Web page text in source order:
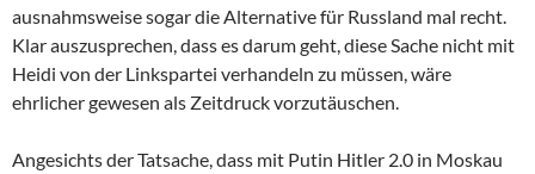
ausnahmsweise sogar die Alternative für Russland mal recht.
Klar auszusprechen, dass es darum geht, diese Sache nicht mit
Heidi von der Linkspartei verhandeln zu müssen, wäre
ehrlicher gewesen als Zeitdruck vorzutäuschen.
Angesichts der Tatsache, dass mit Putin Hitler 2.0 in Moskau